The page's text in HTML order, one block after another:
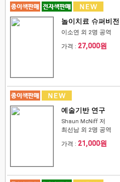
놀이치료 슈퍼비전
이소연 외 2명 공역
가격 : 27,000원
예술기반 연구
Shaun McNiff 저
최선남 외 2명 공역
가격 : 21,000원